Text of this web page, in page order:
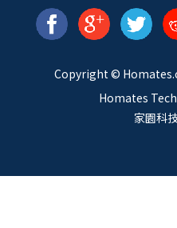
Copyright © Homates
Homates
家園科